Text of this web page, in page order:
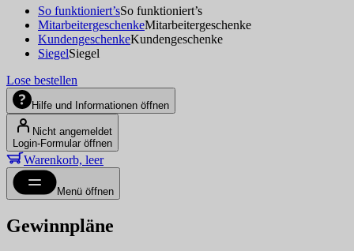
So funktioniert’sSo funktioniert’s
MitarbeitergeschenkeMitarbeitergeschenke
KundengeschenkeKundengeschenke
SiegelSiegel
Lose bestellen
Hilfe und Informationen öffnen
Nicht angemeldet
Login-Formular öffnen
Warenkorb, leer
Menü öffnen
Gewinnpläne